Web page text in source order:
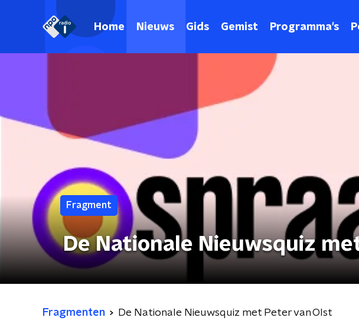
Home Nieuws Gids Gemist Programma's
Fragment
De Nationale Nieuwsquiz
Fragmenten De Nationale Nieuwsquiz met Peter van Olst